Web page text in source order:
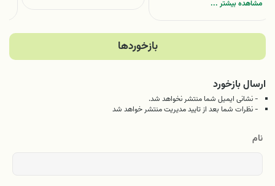
مشاهده بیشتر ...
بازخوردها
ارسال بازخورد
- نشانی ایمیل شما منتشر نخواهد شد.
- نظرات شما بعد از تایید مدیریت منتشر خواهد شد
نام